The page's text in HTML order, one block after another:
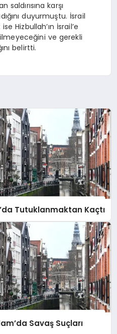
saldırısına karşı
duyurmuştu. İsrail
Hizbullah’ın İsrail’e
ve gerekli
belirtti.
Tutuklanmaktan Kaçtı
Savaş Suçları